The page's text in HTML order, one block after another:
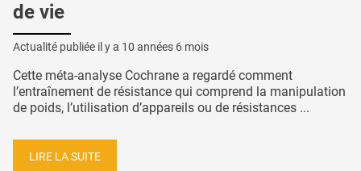
de vie
Actualité publiée il y a 10 années 6 mois
Cette méta-analyse Cochrane a regardé comment
l’entraînement de résistance qui comprend la manipulation
de poids, l’utilisation d’appareils ou de résistances ...
LIRE LA SUITE